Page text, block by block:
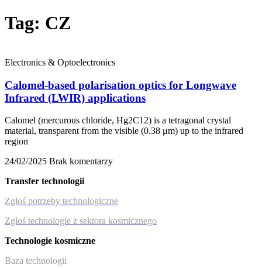
Tag: CZ
Electronics & Optoelectronics
Calomel-based polarisation optics for Longwave
Infrared (LWIR) applications
Calomel (mercurous chloride, Hg2C12) is a tetragonal crystal
material, transparent from the visible (0.38 μm) up to the infrared
region
24/02/2025 Brak komentarzy
Transfer technologii
Zgłoś potrzeby technologiczne
Zgłoś technologie z sektora kosmicznego
Technologie kosmiczne
Baza technologii